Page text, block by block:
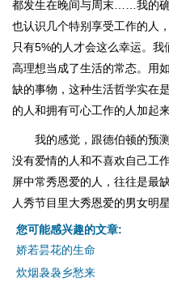
都发生在晚间与周末……我的确
也认识几个特别享受工作的人
只有5%的人才会这么幸运。
高理想当成了生活的常态。用
缺的事物，这种生活哲学实在
的人和拥有可心工作的人加起
我的感觉，跟德伯顿的预
没有爱情的人和不喜欢自己工
屏中常秀恩爱的人，往往是
人秀节目里大秀恩爱的男女明
您可能感兴趣的文章:
娇若昙花的生命
炊烟袅袅乡愁来